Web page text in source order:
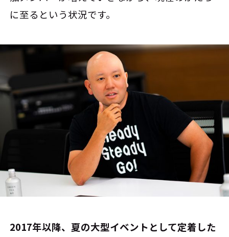
に至るという状況です。
――2017年以降、夏の大型イベントとして定着した